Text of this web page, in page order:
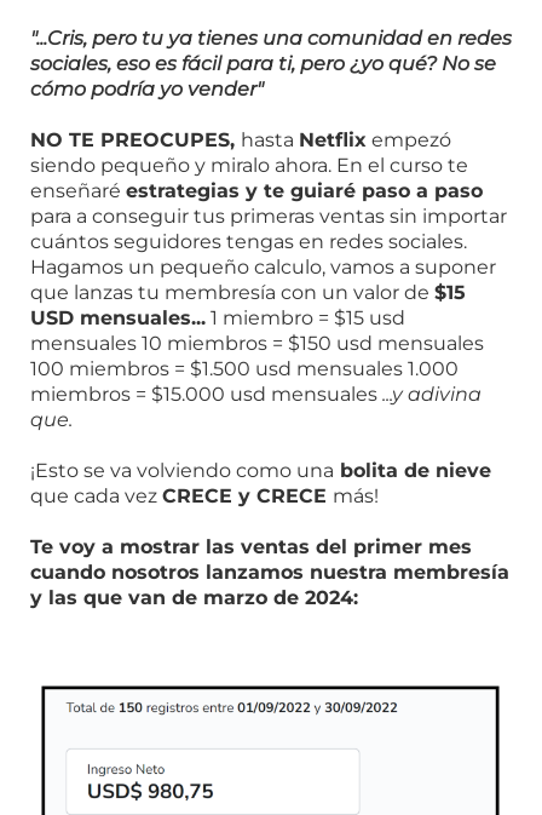
"...Cris, pero tu ya tienes una comunidad en redes
sociales, eso es fácil para ti, pero ¿yo qué? No se
cómo podría yo vender"
NO TE PREOCUPES, hasta Netflix empezó
siendo pequeño y miralo ahora. En el curso te
enseñaré estrategias y te guiaré paso a paso
para a conseguir tus primeras ventas sin importar
cuántos seguidores tengas en redes sociales.
Hagamos un pequeño calculo, vamos a suponer
que lanzas tu membresía con un valor de $15
USD mensuales... 1 miembro = $15 usd
mensuales 10 miembros = $150 usd mensuales
100 miembros = $1.500 usd mensuales 1.000
miembros = $15.000 usd mensuales ...y adivina
que.
¡Esto se va volviendo como una bolita de nieve
que cada vez CRECE y CRECE más!
Te voy a mostrar las ventas del primer mes
cuando nosotros lanzamos nuestra membresía
y las que van de marzo de 2024: